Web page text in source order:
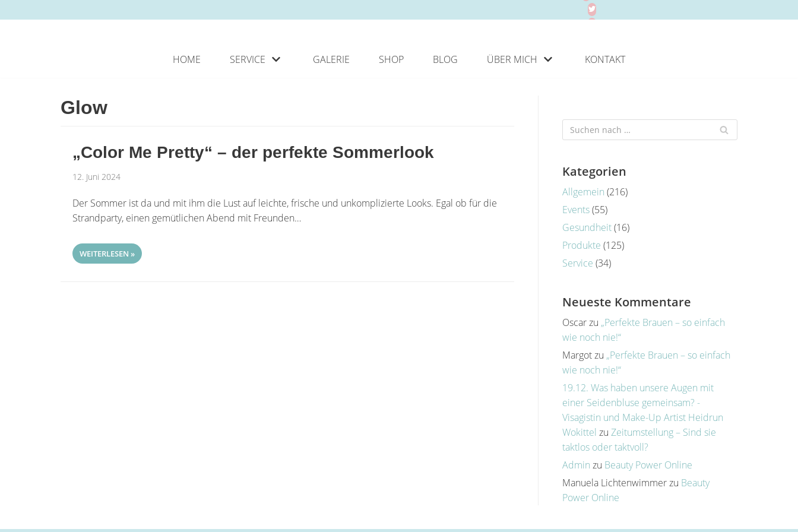
HOME
SERVICE GALERIE SHOP BLOG ÜBER MICH KONTAKT
Glow
„Color Me Pretty“ – der perfekte Sommerlook
12. Juni 2024
Der Sommer ist da und mit ihm die Lust auf leichte, frische und unkomplizierte Looks. Egal ob für die
Strandparty, einen gemütlichen Abend mit Freunden…
WEITERLESEN »
Kategorien
Allgemein (216)
Events(55)
Gesundheit(16)
Produkte (125)
Service (34)
Neueste Kommentare
Oscarzu „Perfekte Brauen – so einfach
wie noch nie!“
Margotzu „Perfekte Brauen – so einfach
wie noch nie!“
19.12. Was haben unsere Augen mit
einer Seidenbluse gemeinsam? -
Visagistin und Make-Up Artist Heidrun
Wokittel zu Zeitumstellung – Sind sie
taktlos oder taktvoll?
Admin zu Beauty Power Online
Manuela Lichtenwimmerzu Beauty
Power Online